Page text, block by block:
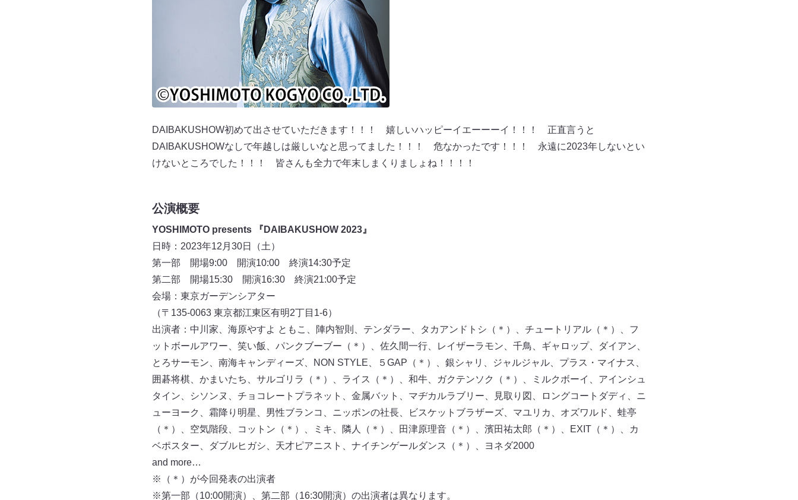
DAIBAKUSHOW初めて出させていただきます！！！ 嬉しいハッピーイエーーーイ！！！ 正直言うと
DAIBAKUSHOWなしで年越しは厳しいなと思ってました！！！ 危なかったです！！！ 永遠に2023年しないとい
けないところでした！！！ 皆さんも全力で年末しまくりましょね！！！！
公演概要
YOSHIMOTO presents 『DAIBAKUSHOW 2023』
日時：2023年12月30日（土）
第一部 開場9:00 開演10:00 終演14:30予定
第二部 開場15:30 開演16:30 終演21:00予定
会場：東京ガーデンシアター
（〒135-0063 東京都江東区有明2丁目1-6）
出演者：中川家、海原やすよ ともこ、陣内智則、テンダラー、タカアンドトシ（＊）、チュートリアル（＊）、フ
ットボールアワー、笑い飯、パンクブーブー（＊）、佐久間一行、レイザーラモン、千鳥、ギャロップ、ダイアン、
とろサーモン、南海キャンディーズ、NON STYLE、５GAP（＊）、銀シャリ、ジャルジャル、プラス・マイナス、
囲碁将棋、かまいたち、サルゴリラ（＊）、ライス（＊）、和牛、ガクテンソク（＊）、ミルクボーイ、アインシュ
タイン、シソンヌ、チョコレートプラネット、金属バット、マヂカルラブリー、見取り図、ロングコートダディ、ニ
ューヨーク、霜降り明星、男性ブランコ、ニッポンの社長、ビスケットブラザーズ、マユリカ、オズワルド、蛙亭
（＊）、空気階段、コットン（＊）、ミキ、隣人（＊）、田津原理音（＊）、濱田祐太郎（＊）、EXIT（＊）、カ
ベポスター、ダブルヒガシ、天才ピアニスト、ナイチンゲールダンス（＊）、ヨネダ2000
and more…
※（＊）が今回発表の出演者
※第一部（10:00開演）、第二部（16:30開演）の出演者は異なります。